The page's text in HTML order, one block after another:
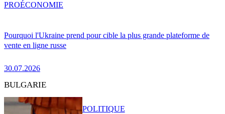
Pourquoi l'Ukraine prend pour cible la plus grande plateforme de
vente en ligne russe
30.07.2026
PROÉCONOMIE
BULGARIE
POLITIQUE